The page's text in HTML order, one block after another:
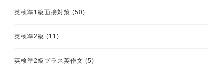
英検準1級面接対策 (50)
英検準2級 (11)
英検準2級プラス英作文 (5)